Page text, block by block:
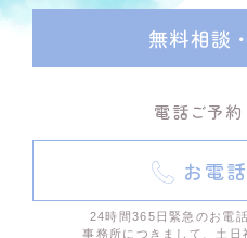
無料相談
電話ご予
お電
24時間365日緊急のお電
事務所につきまして、土日